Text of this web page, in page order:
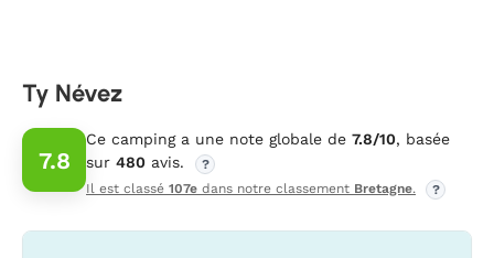
Ty Névez
7.8
Ce camping a une note globale de 7.8/10, basée
sur 480 avis.
?
Il est classé 107e dans notre classement Bretagne. ?